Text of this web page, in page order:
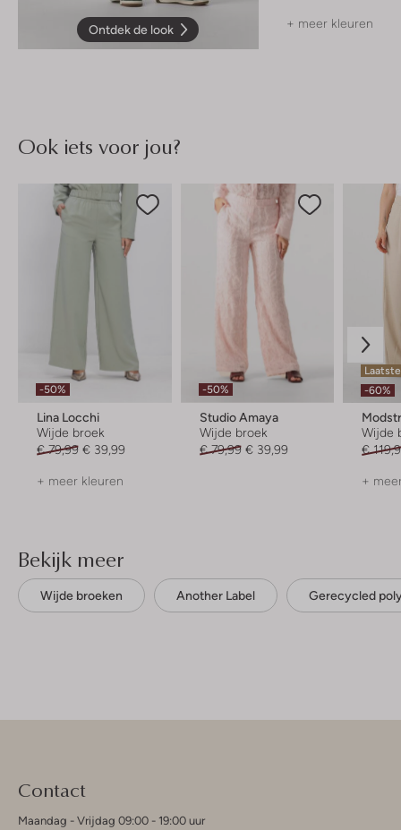
Ontdek de look + meer kleuren
Ook iets voor jou?
-50%
Lina Locchi
Wijde broek
€ 79,99 € 39,99
+ meer kleuren
-50%
Studio Amaya
Wijde broek
€ 79,99 € 39,99
-60%
Wijde
€
+
Bekijk meer
Wijde broeken Another Label Gerecycled
Contact
Maandag - Vrijdag 09:00 - 19:00 uur